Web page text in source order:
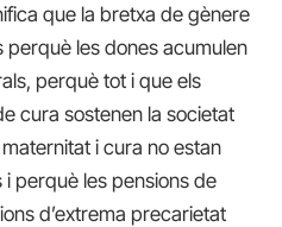
que la bretxa de gènere
perquè les dones acumulen
perquè tot i que els
cura sostenen la societat
i cura no estan
perquè les pensions de
d’extrema precarietat